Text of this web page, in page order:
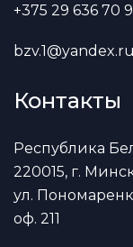
+375 29 636 70
bzv.1@yandex.ru
Контакты
Республика
220015, г.
ул.
оф. 211